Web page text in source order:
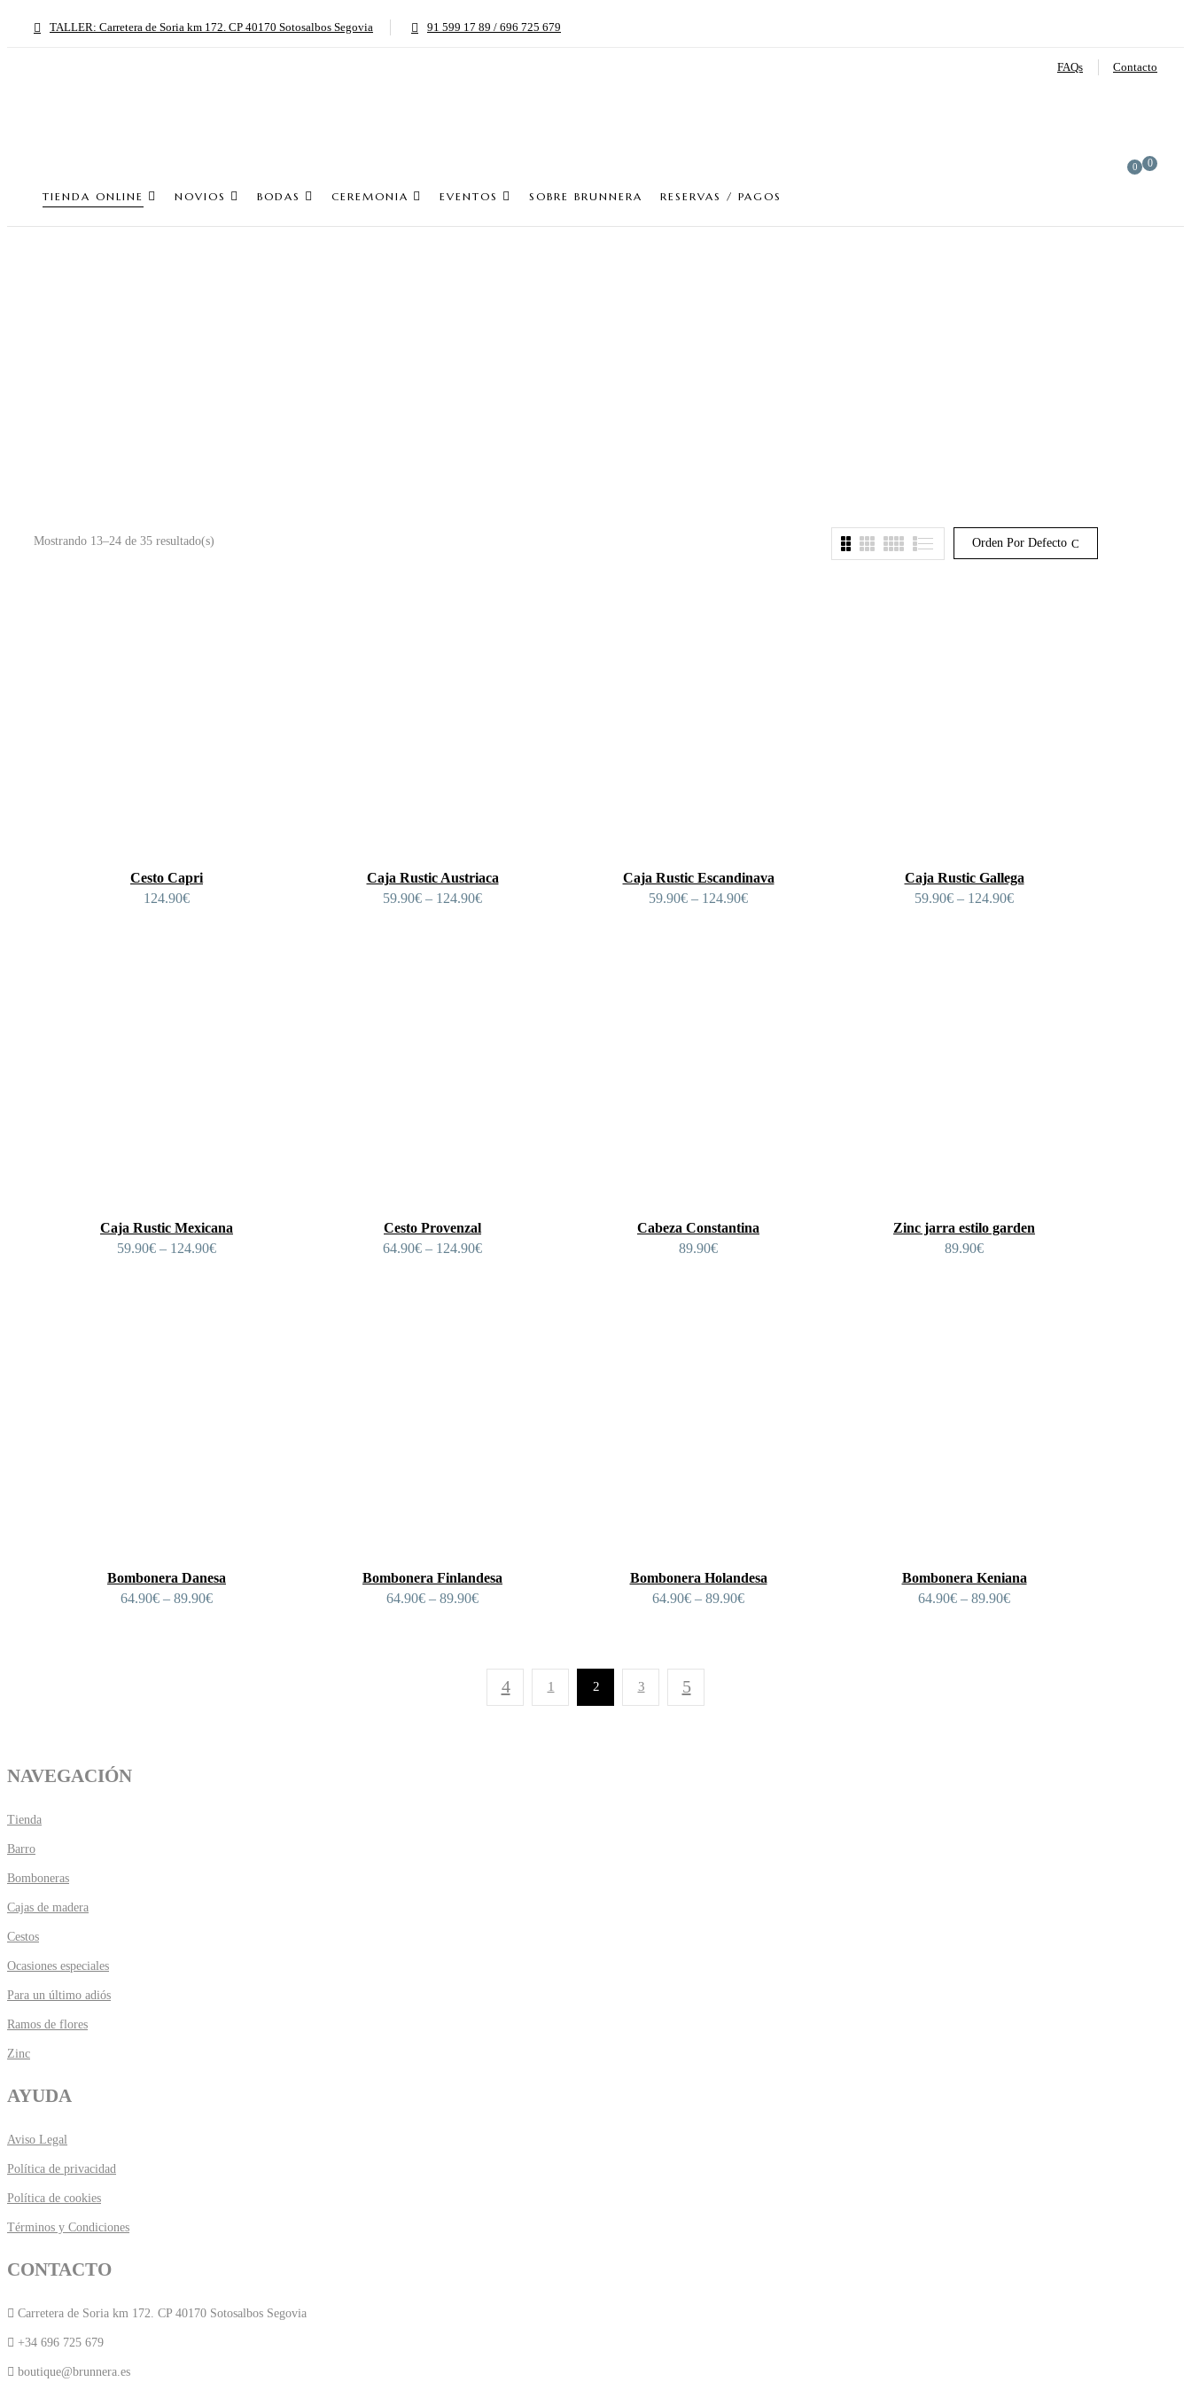
TALLER: Carretera de Soria km 172. CP 40170 Sotosalbos Segovia 91 599 17 89 / 696 725 679
FAQs Contacto
0 0
TIENDA ONLINE NOVIOS BODAS CEREMONIA EVENTOS SOBRE BRUNNERA RESERVAS / PAGOS
Orden Por Defecto
Mostrando 13–24 de 35 resultado(s)
Cesto Capri
124.90€
Caja Rustic Austriaca
59.90€ – 124.90€
Caja Rustic Escandinava
59.90€ – 124.90€
Caja Rustic Gallega
59.90€ – 124.90€
Caja Rustic Mexicana
59.90€ – 124.90€
Cesto Provenzal
64.90€ – 124.90€
Cabeza Constantina
89.90€
Zinc jarra estilo garden
89.90€
Bombonera Danesa
64.90€ – 89.90€
Bombonera Finlandesa
64.90€ – 89.90€
Bombonera Holandesa
64.90€ – 89.90€
Bombonera Keniana
64.90€ – 89.90€
1 2 3
NAVEGACIÓN
Tienda
Barro
Bomboneras
Cajas de madera
Cestos
Ocasiones especiales
Para un último adiós
Ramos de flores
Zinc
AYUDA
Aviso Legal
Política de privacidad
Política de cookies
Términos y Condiciones
CONTACTO
Carretera de Soria km 172. CP 40170 Sotosalbos Segovia
+34 696 725 679
boutique@brunnera.es